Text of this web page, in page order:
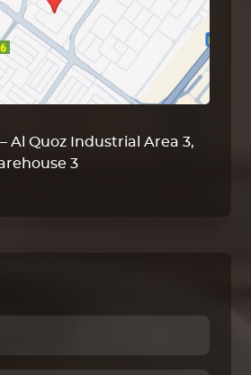
Al Quoz Industrial Area 3,
3